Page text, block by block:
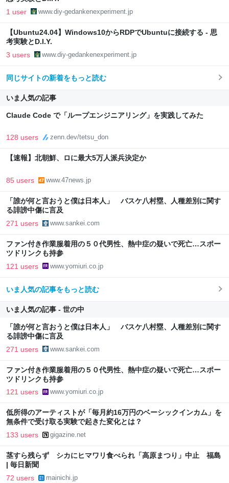
1 user www.diy-gedankenexperiment.jp
【Ubuntu24.04】Windows10からRDPでUbuntuに接続する - 思
考実験とD.I.Y.
3 users www.diy-gedankenexperiment.jp
同じサイトの新着をもっと読む
いま人気の記事
Claude Code で「ループエンジニアリング」を実践してみた
128 users zenn.dev/tetsu_don
【速報】北朝鮮、ロに最大5万人派兵決定か
85 users www.47news.jp
「誰が何と言おうと僕は日本人」 バスケ八村塁、人種差別に関す
る誹謗中傷に言及
271 users www.sankei.com
ファン付き作業服着用の５０代男性、熱中症の疑いで死亡…スポー
ツドリンクも持参
121 users www.yomiuri.co.jp
いま人気の記事をもっと読む
いま人気の記事 - 世の中
「誰が何と言おうと僕は日本人」 バスケ八村塁、人種差別に関す
る誹謗中傷に言及
271 users www.sankei.com
ファン付き作業服着用の５０代男性、熱中症の疑いで死亡…スポー
ツドリンクも持参
121 users www.yomiuri.co.jp
低所得のアーティストが「毎月約16万円のベーシックインカム」を
無条件で受け取る実験で起きた変化とは？
133 users gigazine.net
茎すら残らず シカにヒマワリ食べられ「高原まつり」中止 福島
| 毎日新聞
72 users mainichi.jp